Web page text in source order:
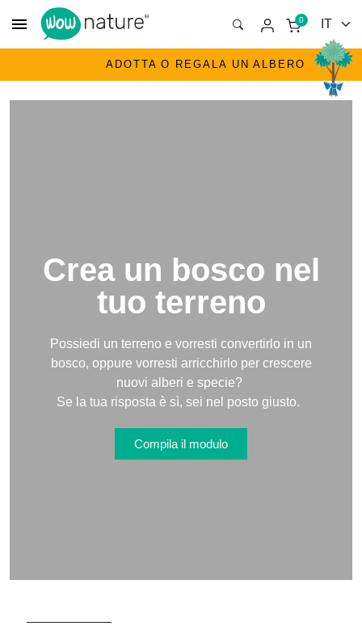
menu 0
ADOTTA O REGALA UN ALBERO
Crea un bosco nel
tuo terreno
Possiedi un terreno e vorresti convertirlo in un
bosco, oppure vorresti arricchirlo per crescere
nuovi alberi e specie?
Se la tua risposta è sì, sei nel posto giusto.
Compila il modulo